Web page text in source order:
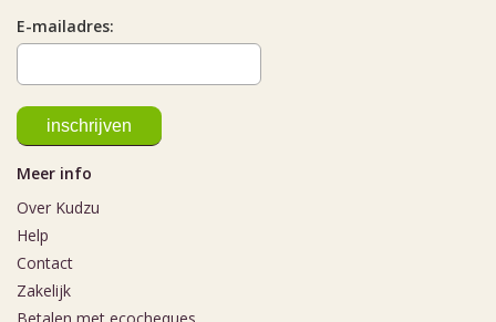
E-mailadres:
Meer info
Over Kudzu
Help
Contact
Zakelijk